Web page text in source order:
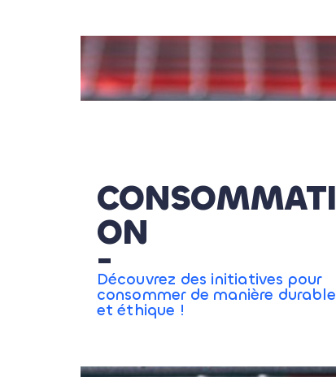
CONSOMMATI
ON
Découvrez des initiatives pour
consommer de manière durable
et éthique !